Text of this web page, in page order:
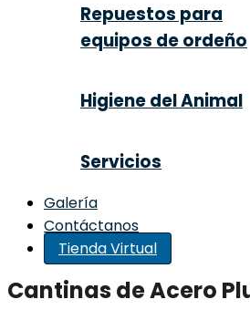
Repuestos para
equipos de ordeño
Higiene del Animal
Servicios
Galería
Contáctanos
Tienda Virtual
Cantinas de Acero